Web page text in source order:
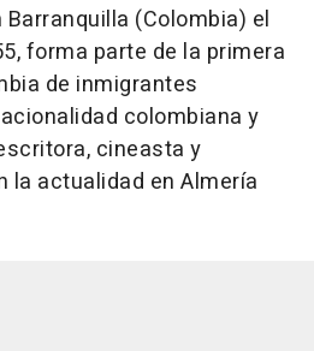
Barranquilla (Colombia) el
forma parte de la primera
de inmigrantes
colombiana y
cineasta y
la actualidad en Almería